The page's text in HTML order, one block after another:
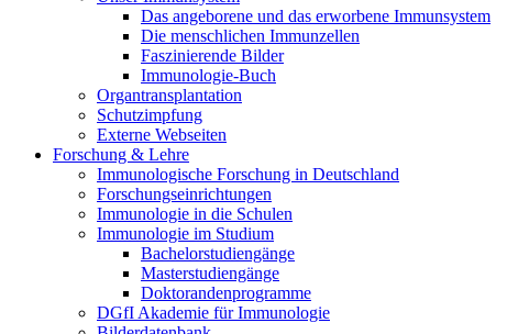
Das angeborene und das erworbene Immunsystem
Die menschlichen Immunzellen
Faszinierende Bilder
Immunologie-Buch
Organtransplantation
Schutzimpfung
Externe Webseiten
Forschung & Lehre
Immunologische Forschung in Deutschland
Forschungseinrichtungen
Immunologie in die Schulen
Immunologie im Studium
Bachelorstudiengänge
Masterstudiengänge
Doktorandenprogramme
DGfI Akademie für Immunologie